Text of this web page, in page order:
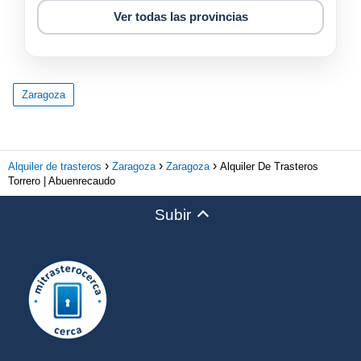
Ver todas las provincias
Zaragoza
Alquiler de trasteros Zaragoza Zaragoza
Alquiler De Trasteros
Torrero | Abuenrecaudo
Subir